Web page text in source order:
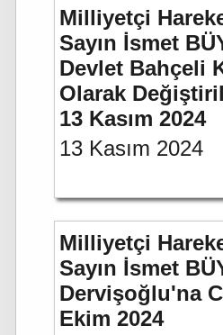
Milliyetçi
Sayın İsmet
Devlet Bahçeli
Olarak
13 Kasım 2024
13 Kasım 2024
Milliyetçi
Sayın İsmet
Dervişoğlu'na
Ekim 2024